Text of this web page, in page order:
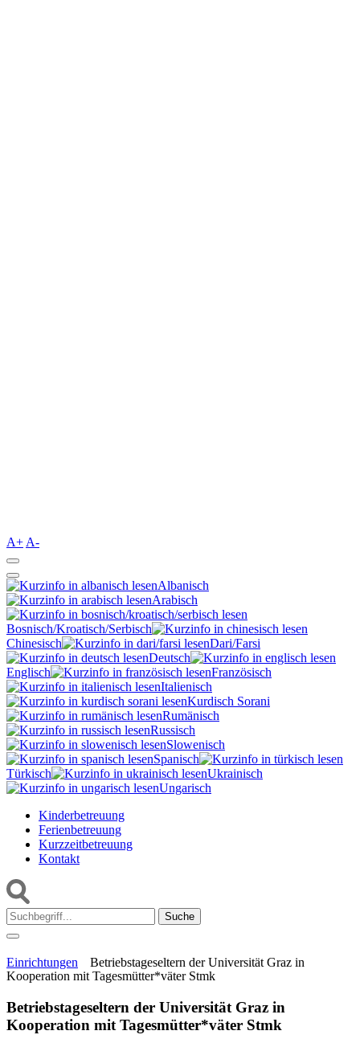
A+ A-
Albanisch
Arabisch
Bosnisch/Kroatisch/Serbisch
Chinesisch
Dari/Farsi
Deutsch
Englisch
Französisch
Italienisch
Kurdisch Sorani‎
Rumänisch
Russisch
Slowenisch
Spanisch
Türkisch
Ukrainisch
Ungarisch
Kinderbetreuung
Ferienbetreuung
Kurzzeitbetreuung
Kontakt
Suche:
Einrichtungen
Betriebstageseltern der Universität Graz in
Kooperation mit Tagesmütter*väter Stmk
Betriebstageseltern der Universität Graz in
Kooperation mit Tagesmütter*väter Stmk